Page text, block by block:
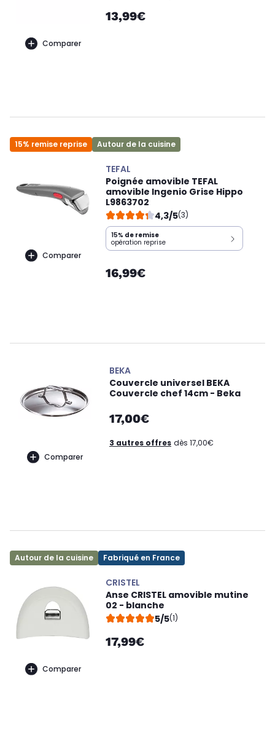
Comparer
13,99€
15% remise reprise Autour de la cuisine
Comparer
TEFAL
Poignée amovible TEFAL
amovible Ingenio Grise Hippo
L9863702
4,3/5(3)
15% de remise
opération reprise
16,99€
Comparer
BEKA
Couvercle universel BEKA
Couvercle chef 14cm - Beka
17,00€
3 autres offres dès 17,00€
Autour de la cuisine Fabriqué en France
Comparer
CRISTEL
Anse CRISTEL amovible mutine
02 - blanche
5/5(1)
17,99€